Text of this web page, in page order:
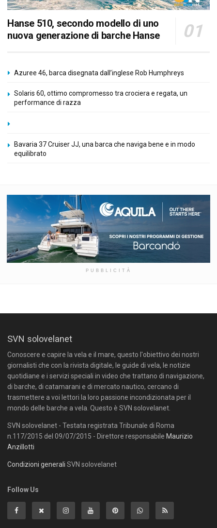
Hanse 510, secondo modello di uno
nuova generazione di barche Hanse
Azuree 46, barca disegnata dall’inglese Rob Humphreys
Solaris 60, ottimo compromesso tra crociera e regata, un
performance di razza
Bavaria 37 Cruiser JJ, una barca che naviga bene e in modo
equilibrato
PUBBLICITÀ
SVN solovelanet
Conoscere e capire la vela e il mare, questo l'obiettivo dei nostri
giornalisti che con la rivista digitale, le guide di vela, le notizie
quotidiane e i servizi speciali in video che trattano di navigazione,
di barche, di catamarani e di mercato nautico, cercano di
trasmettere a voi lettori la loro passione incondizionata per il
mondo delle barche a vela. Questo è SVN solovelanet.
SVN solovelanet - Testata registrata Tribunale di Roma
n.117/2015 del 09/07/2015 - Direttore responsabile Maurizio
Anzillotti
Condizioni generali SVN solovelanet
Follow Us